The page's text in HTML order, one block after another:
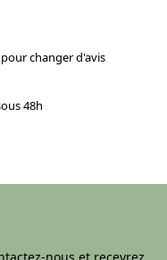
changer d'avis
48h